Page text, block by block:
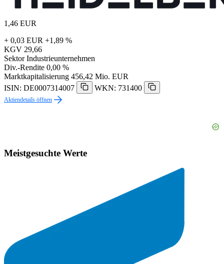
1,46 EUR
+ 0,03 EUR +1,89 %
KGV 29,66
Sektor Industrieunternehmen
Div.-Rendite 0,00 %
Marktkapitalisierung 456,42 Mio. EUR
ISIN: DE0007314007
WKN: 731400
Aktiendetails öffnen
Meistgesuchte Werte